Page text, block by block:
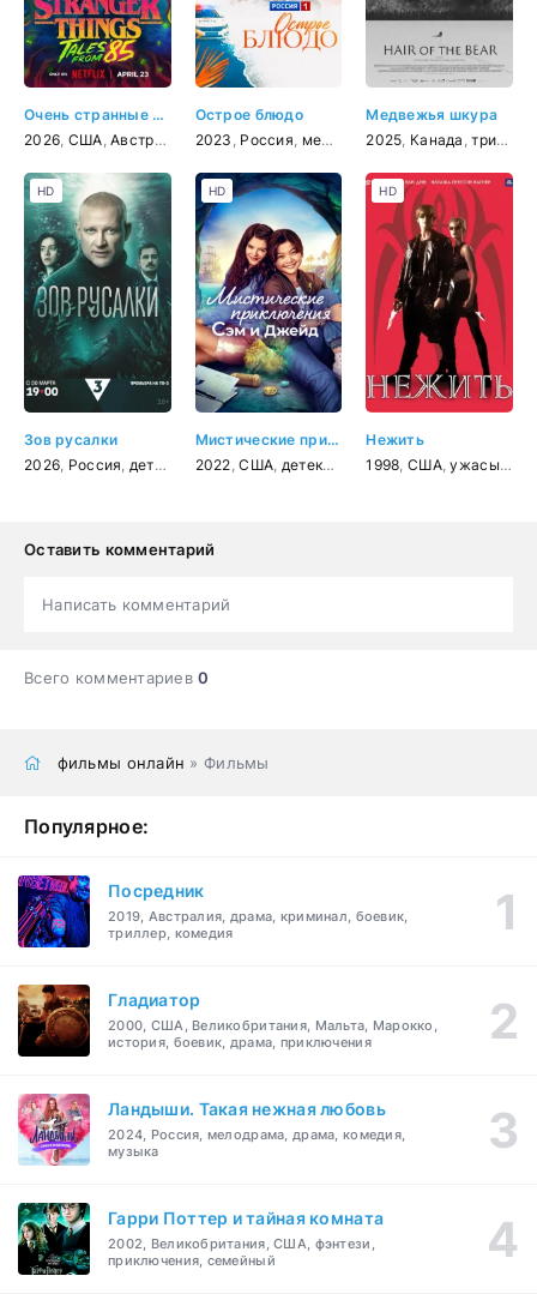
Очень странные дела: Истории из 85-го
2026 США ,Австралия ,мультфильм, ужасы фантастика,драма
Острое блюдо
2023 Россия мелодрама
Медвежья шкура
2025 Канада ,триллер
Зов русалки
2026 Россия детектив
HD
Мистические приключения Сэм и Джейд
2022 ,США детектив приключения,семейный
HD
Нежить
1998 США,ужасы,
HD
Оставить комментарий
Написать комментарий
Всего комментариев0
фильмы онлайн » Фильмы
Популярное:
Посредник
2019, Австралия, драма, криминал, боевик,
триллер, комедия
Гладиатор
2000, США, Великобритания, Мальта, Марокко,
история, боевик, драма, приключения
Ландыши. Такая нежная любовь
2024, Россия, мелодрама, драма, комедия,
музыка
Гарри Поттер и тайная комната
2002, Великобритания, США, фэнтези,
приключения, семейный